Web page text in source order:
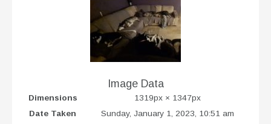
Image Data
Dimensions
1319px × 1347px
Date Taken
Sunday, January 1, 2023, 10:51 am